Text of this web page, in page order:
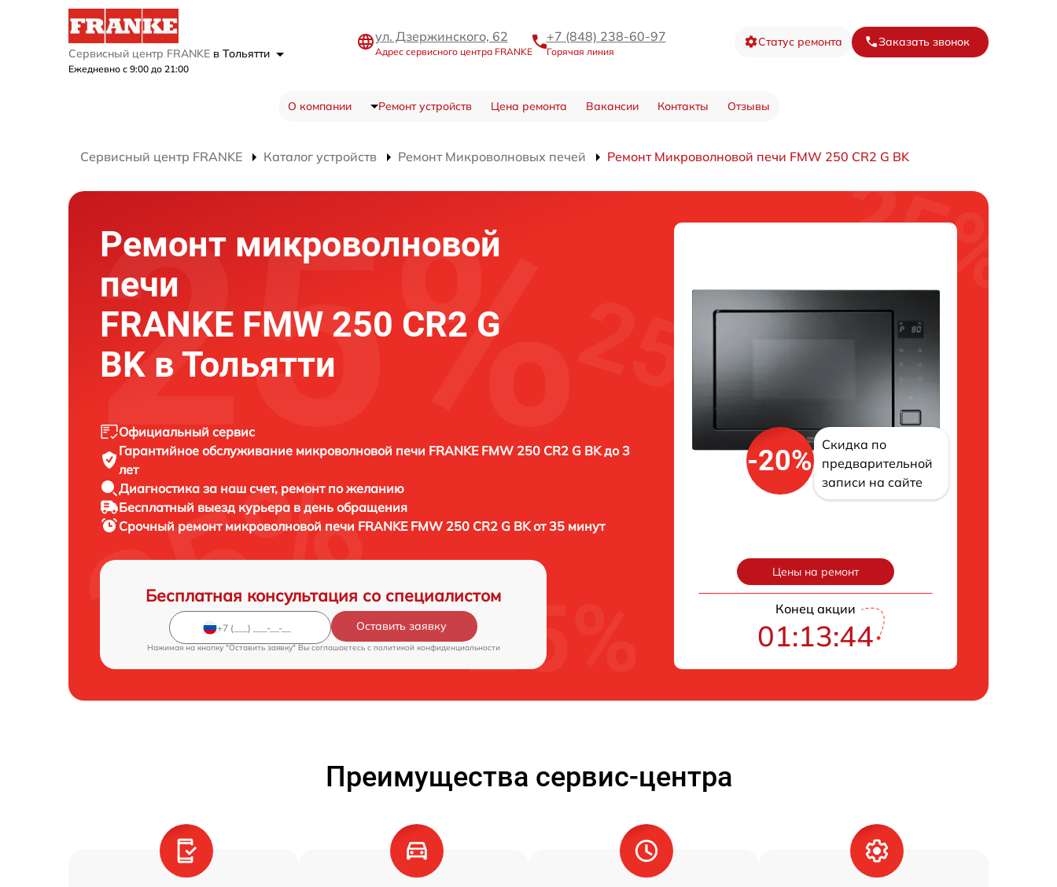
Сервисный центр FRANKE в Тольятти
Ежедневно с 9:00 до 21:00
ул. Дзержинского, 62
Адрес сервисного центра FRANKE
+7 (848) 238-60-97
Горячая линия
Статус ремонта Заказать звонок
О компании Ремонт устройств Цена ремонта Вакансии Контакты Отзывы
Сервисный центр FRANKE Каталог устройств Ремонт Микроволновых печей Ремонт Микроволновой печи FMW 250 CR2 G BK
Ремонт микроволновой
печи
FRANKE FMW 250 CR2 G
BK в Тольятти
Официальный сервис
Гарантийное обслуживание микроволновой печи FRANKE FMW 250 CR2 G BK до 3
лет
Диагностика за наш счет, ремонт по желанию
Бесплатный выезд курьера в день обращения
Срочный ремонт микроволновой печи FRANKE FMW 250 CR2 G BK от 35 минут
Бесплатная консультация со специалистом
Оставить заявку
Нажимая на кнопку "Оставить заявку" Вы соглашаетесь c политикой конфиденциальности
-20%
Скидка по
предварительной
записи на сайте
Цены на ремонт
Конец акции
01:13:43
Преимущества сервис-центра